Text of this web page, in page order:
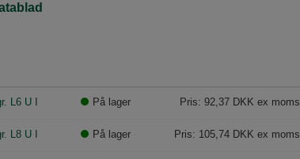
L6 U I På lager Pris: 92,37 DKK ex moms
L8 U I På lager Pris: 105,74 DKK ex moms